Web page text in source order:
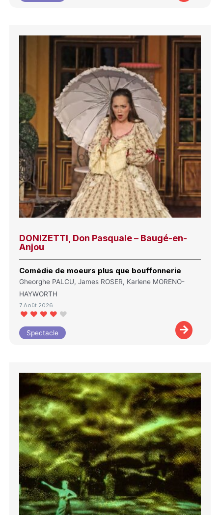
DONIZETTI, Don Pasquale – Baugé-en-
Anjou
Comédie de moeurs plus que bouffonnerie
Gheorghe PALCU, James ROSER, Karlene MORENO-
HAYWORTH
7 Août 2026
Spectacle